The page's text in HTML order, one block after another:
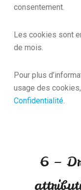
consentement.
Les cookies sont
de mois.
Pour plus
usage des
Confidentialité.
6 –